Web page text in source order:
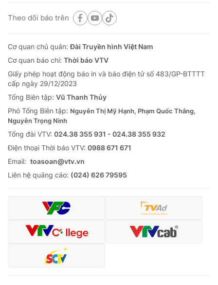
Theo dõi báo trên
Cơ quan chủ quản:Đài Truyền hình Việt Nam
Cơ quan báo chí: Thời báo VTV
Giấy phép hoạt động báo in và báo điện tử số 483/GP-BTTTT
cấp ngày 29/12/2023
Tổng Biên tập: Vũ Thanh Thủy
Phó Tổng Biên tập: Nguyễn Thị Mỹ Hạnh, Phạm Quốc Thắng,
Nguyễn Trọng Ninh
Tổng đài VTV: 024.38 355 931 - 024.38 355 932
Ðiện thoại Thời báo VTV: 0988 671 671
Email: toasoan@vtv.vn
Liên hệ quảng cáo: (024) 626 79595